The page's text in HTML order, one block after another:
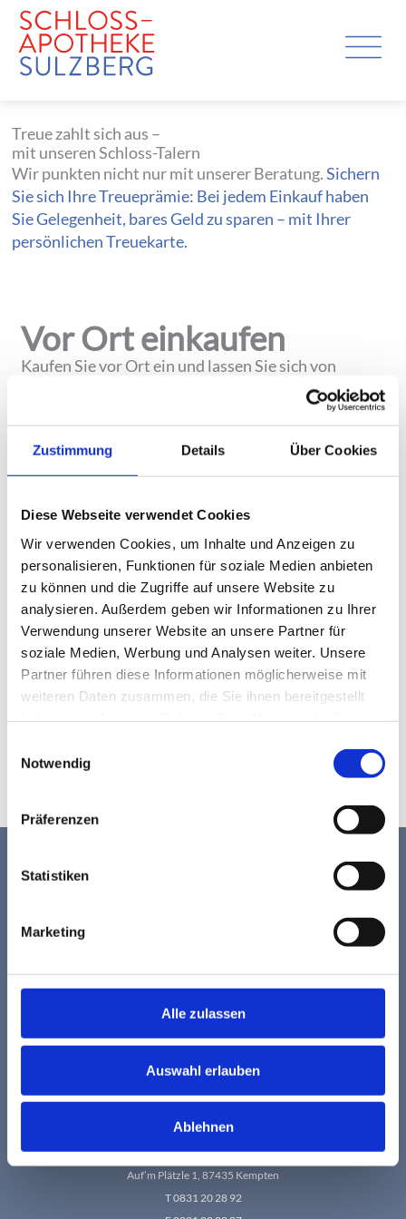
Zustimmung Details Über Cookies
Diese Webseite verwendet Cookies
Wir verwenden Cookies, um Inhalte und Anzeigen zu
personalisieren, Funktionen für soziale Medien anbieten
zu können und die Zugriffe auf unsere Website zu
analysieren. Außerdem geben wir Informationen zu Ihrer
Verwendung unserer Website an unsere Partner für
soziale Medien, Werbung und Analysen weiter. Unsere
Partner führen diese Informationen möglicherweise mit
weiteren Daten zusammen, die Sie ihnen bereitgestellt
Notwendig
Präferenzen
Statistiken
Marketing
Alle zulassen
Auswahl erlauben
Ablehnen
Zum
Inhalt
springen
Treue zahlt sich aus –
mit unseren Schloss-Talern
Wir punkten nicht nur mit unserer Beratung.Sichern
Sie sich Ihre Treueprämie: Bei jedem Einkauf haben
SieGelegenheit, bares Geld zu sparen – mit Ihrer
persönlichen Treuekarte.
Vor Ort einkaufen
Kaufen Sie vor Ort ein und lassen Sie sich von
Taler sammeln
Pro 10 € Einkaufswert erhalten Sie einen Schloss-
Einlösen und sparen!
Ihre volle Treuekarte lösen Sie bei Ihrem nächsten
Einkauf alsGutschein im Wert von6 €ein.
* Käufe von rezeptpflichtigen Medikamenten und
Rezeptgebühren sind ausgenommen. Eine
Barauszahlung ist nicht möglich.
team@apotheke-sulzberg.de
Mo – Fr: 08:00 – 12:30 Uhr& 14:30 – 18:00 Uhr
Sa: 08:00 – 12:00 Uhr
Mittwochnachmittag geschlossen
Apotheke im Lyzeum e.K.
Auf’m Plätzle 1, 87435 Kempten
T 0831 20 28 92